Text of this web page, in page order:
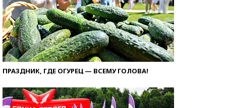
ПРАЗДНИК, ГДЕ ОГУРЕЦ — ВСЕМУ ГОЛОВА!